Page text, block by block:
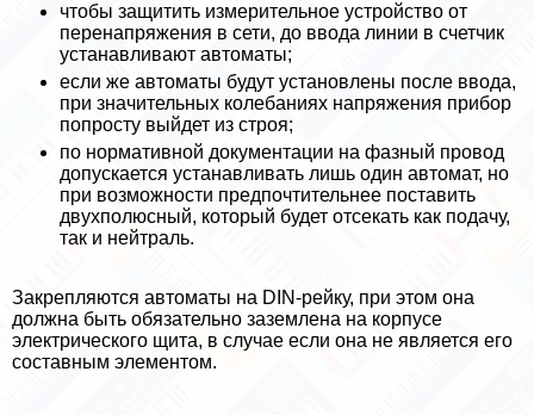
чтобы защитить измерительное устройство от
перенапряжения в сети, до ввода линии в счетчик
устанавливают автоматы;
если же автоматы будут установлены после ввода,
при значительных колебаниях напряжения прибор
попросту выйдет из строя;
по нормативной документации на фазный провод
допускается устанавливать лишь один автомат, но
при возможности предпочтительнее поставить
двухполюсный, который будет отсекать как подачу,
так и нейтраль.
Закрепляются автоматы на DIN-рейку, при этом она
должна быть обязательно заземлена на корпусе
электрического щита, в случае если она не является его
составным элементом.